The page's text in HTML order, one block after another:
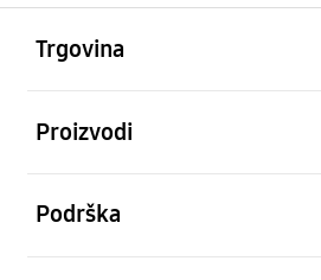
Trgovina
Proizvodi
Podrška